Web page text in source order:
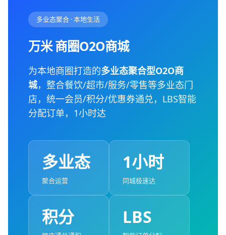
多业态聚合 · 本地生活
万米 商圈O2O商城
为本地商圈打造的多业态聚合型O2O商
城，整合餐饮/超市/服务/零售等多业态门
店，统一会员/积分/优惠券通兑，LBS智能
分配订单，1小时达
多业态
聚合运营
1小时
同城极速达
积分 LBS